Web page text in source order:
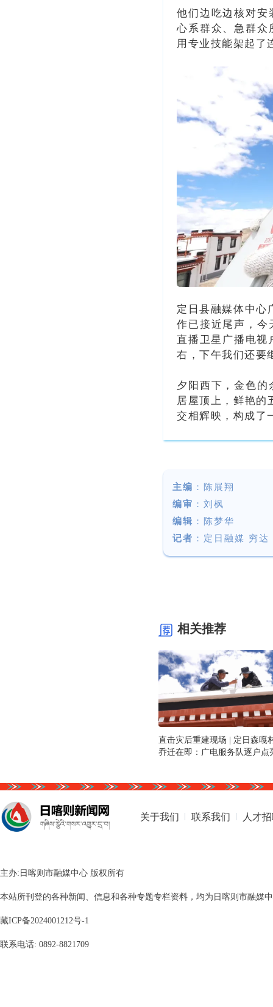
他们边吃边核对安
心系群众、急群众
用专业技能架起了
定日县融媒体中心
作已接近尾声，今
直播卫星广播电
右，下午我们还要
夕阳西下，金色
居屋顶上，鲜艳的
交相辉映，构成了
主编 ：陈展翔
编审 ：刘枫
编辑 ：陈梦华
记者 ： 定日融媒 穷达
相关推荐
直击灾后重建现场 | 定日森嘎
乔迁在即：广电服务队逐户点
关于我们 联系我们 人才
主办:日喀则市融媒中心 版权所有
本站所刊登的各种新闻、信息和各种专题专栏资料，均为日喀则市融媒
藏ICP备2024001212号-1
联系电话: 0892-8821709